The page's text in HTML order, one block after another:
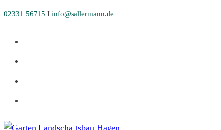
Zum
springen
02331 56715 I info@sallermann.de